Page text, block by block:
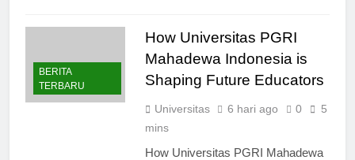
BERITA
TERBARU
How Universitas PGRI
Mahadewa Indonesia is
Shaping Future Educators
Universitas 6 hari ago 0
5
mins
How Universitas PGRI Mahadewa